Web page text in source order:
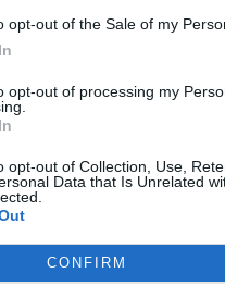
opt-out of the Sale of my
opt-out of processing my
opt-out of Collection, Use,
Data that Is Unrelated
CONFIRM
υπουργοί δεν μίλησαν
Πανούση καθώς
στον πρώην υπουργό